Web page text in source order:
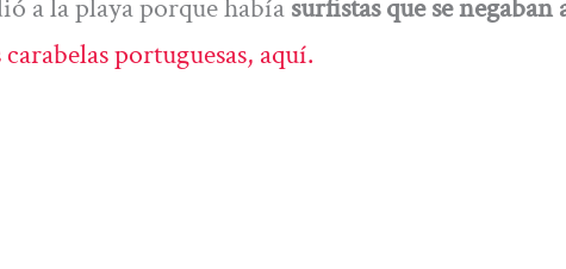
a la playa porque habíasurfistas que se negaban
portuguesas, aquí.